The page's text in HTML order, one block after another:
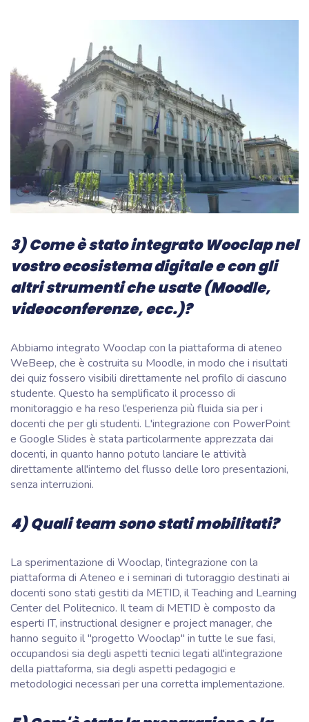
3) Come è stato integrato Wooclap nel
vostro ecosistema digitale e con gli
altri strumenti che usate (Moodle,
videoconferenze, ecc.)?
Abbiamo integrato Wooclap con la piattaforma di ateneo
WeBeep, che è costruita su Moodle, in modo che i risultati
dei quiz fossero visibili direttamente nel profilo di ciascuno
studente. Questo ha semplificato il processo di
monitoraggio e ha reso l’esperienza più fluida sia per i
docenti che per gli studenti. L'integrazione con PowerPoint
e Google Slides è stata particolarmente apprezzata dai
docenti, in quanto hanno potuto lanciare le attività
direttamente all'interno del flusso delle loro presentazioni,
senza interruzioni.
4) Quali team sono stati mobilitati?
La sperimentazione di Wooclap, l'integrazione con la
piattaforma di Ateneo e i seminari di tutoraggio destinati ai
docenti sono stati gestiti da METID, il Teaching and Learning
Center del Politecnico. Il team di METID è composto da
esperti IT, instructional designer e project manager, che
hanno seguito il "progetto Wooclap" in tutte le sue fasi,
occupandosi sia degli aspetti tecnici legati all'integrazione
della piattaforma, sia degli aspetti pedagogici e
metodologici necessari per una corretta implementazione.